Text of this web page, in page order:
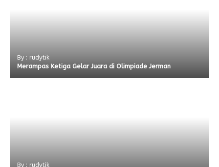
By : rudytik
Merampas Ketiga Gelar Juara di Olimpiade Jerman
By : rudytik